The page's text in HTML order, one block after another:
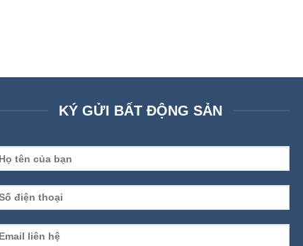
KÝ GỬI BẤT ĐỘNG SẢN